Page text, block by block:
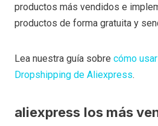
productos más vendidos e
productos de forma gratuita y
Lea nuestra guía sobre cómo
Dropshipping de Aliexpress.
aliexpress los más